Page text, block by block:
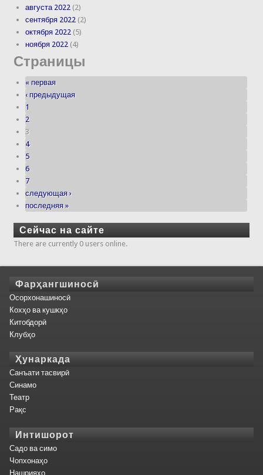
августа 2022 (2)
сентября 2022 (2)
октября 2022 (5)
ноября 2022 (4)
Страницы
« первая
‹ предыдущая
1
2
3
4
5
6
7
следующая ›
последняя »
Сейчас на сайте
There are currently 0 users online.
Фарҳангшиносӣ
Осорхонашиносӣ
Кохҳо ва кушкҳо
Китобдорӣ
Клубҳо
Ҳунаркада
Санъати тасвирӣ
Синамо
Театр
Рақс
Интишорот
Садо ва симо
Чопхонаҳо
Нашрияҳо